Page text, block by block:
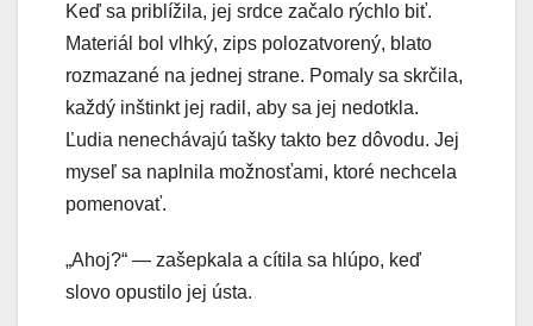
Keď sa priblížila, jej srdce začalo rýchlo biť.
Materiál bol vlhký, zips polozatvorený, blato
rozmazané na jednej strane. Pomaly sa skrčila,
každý inštinkt jej radil, aby sa jej nedotkla.
Ľudia nenechávajú tašky takto bez dôvodu. Jej
myseľ sa naplnila možnosťami, ktoré nechcela
pomenovať.
„Ahoj?“ — zašepkala a cítila sa hlúpo, keď
slovo opustilo jej ústa.